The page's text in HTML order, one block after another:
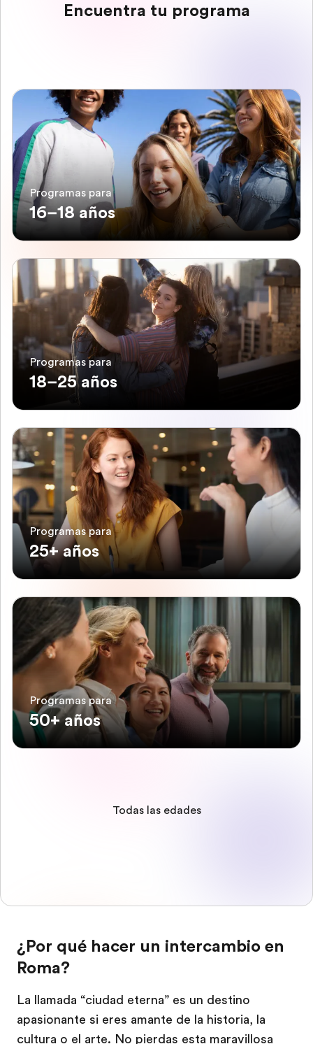
Encuentra tu programa
Programas para
16–18 años
Programas para
18–25 años
Programas para
25+ años
Programas para
50+ años
Todas las edades
¿Por qué hacer un intercambio en
Roma?
La llamada “ciudad eterna” es un destino
apasionante si eres amante de la historia, la
cultura o el arte. No pierdas esta maravillosa